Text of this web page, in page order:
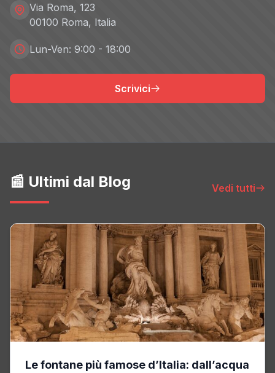
Via Roma, 123
00100 Roma, Italia
Lun-Ven: 9:00 - 18:00
Scrivici
📰 Ultimi dal Blog Vedi tutti
Le fontane più famose d’Italia: dall’acqua